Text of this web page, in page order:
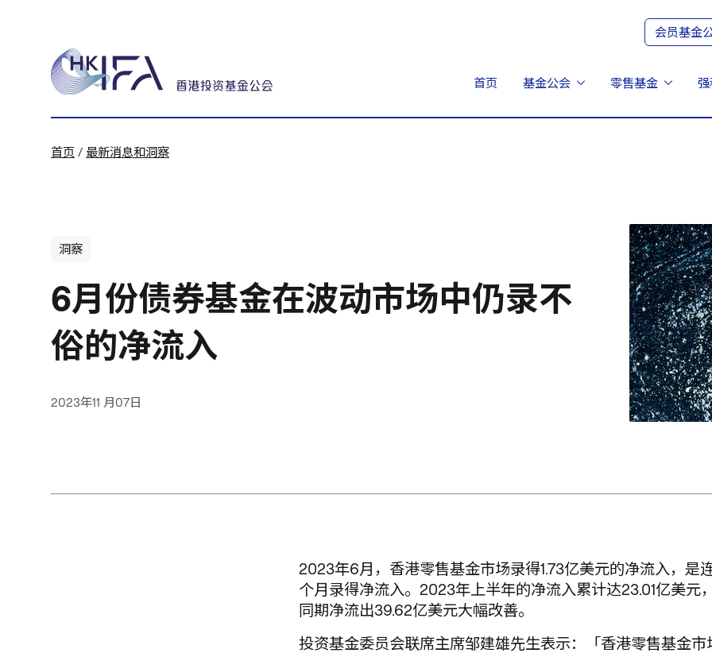
会员基金
首页 基金公会 零售基金
首页 / 最新消息和洞察
洞察
6月份债券基金在波动市场中仍录不
俗的净流入
2023年11 月07日
2023年6月，香港零售基金市场录得1.73亿美元的净流入，是
个月录得净流入。2023年上半年的净流入累计达23.01亿美元
同期净流出39.62亿美元大幅改善。
投资基金委员会联席主席邹建雄先生表示：「香港零售基金